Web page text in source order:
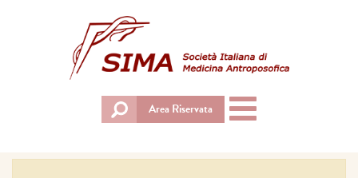
Area Riservata
Toggle
navigation